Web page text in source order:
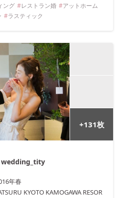
ング レストラン婚
アットホーム
ラスティック
+131枚
wedding_tity
年春
KYOTO KAMOGAWA RESOR